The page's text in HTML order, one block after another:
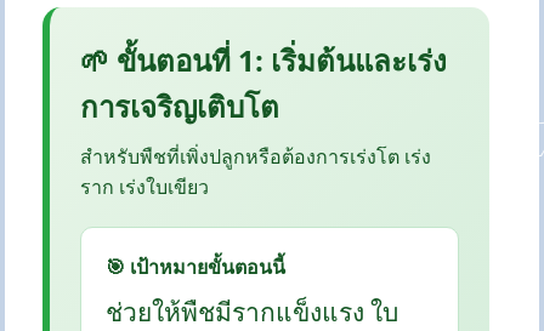
🌱 ขั้นตอนที่ 1: เริ่มต้นและเร่ง
การเจริญเติบโต
สำหรับพืชที่เพิ่งปลูกหรือต้องการเร่งโต เร่ง
ราก เร่งใบเขียว
🎯 เป้าหมายขั้นตอนนี้
ช่วยให้พืชมีรากแข็งแรง ใบ